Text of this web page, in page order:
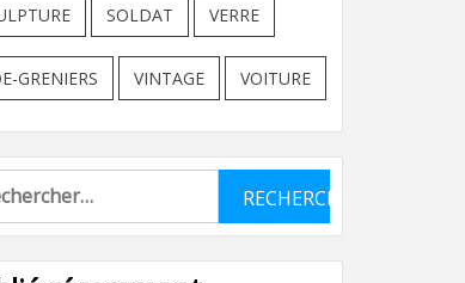
SOLDAT VERRE
GRENIERS VINTAGE VOITURE
: